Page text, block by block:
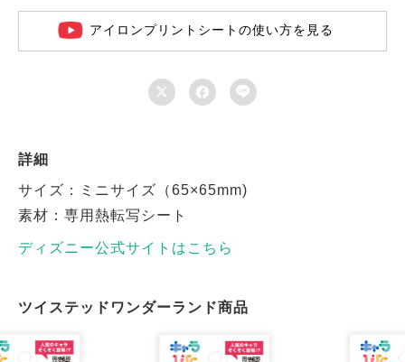
アイロンプリントシートの使い方を見る
  
詳細
サイズ：ミニサイズ（65×65mm)
素材：専用熱転写シート
ディズニー公式サイトはこちら
ツイステッドワンダーランド商品